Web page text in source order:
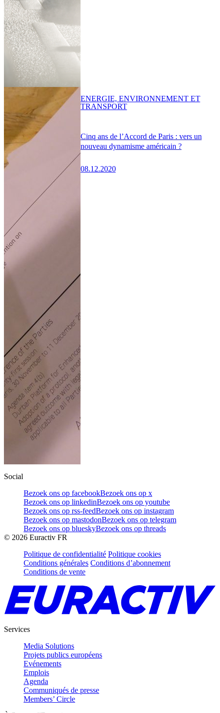
Cinq ans de l’Accord de Paris : vers un
nouveau dynamisme américain ?
08.12.2020
ENERGIE, ENVIRONNEMENT ET
TRANSPORT
Social
Bezoek ons op facebookBezoek ons op x
Bezoek ons op linkedinBezoek ons op youtube
Bezoek ons op rss-feedBezoek ons op instagram
Bezoek ons op mastodonBezoek ons op telegram
Bezoek ons op blueskyBezoek ons op threads
© 2026 Euractiv FR
Politique de confidentialité Politique cookies
Conditions générales Conditions d’abonnement
Conditions de vente
Services
Media Solutions
Projets publics européens
Evénements
Emplois
Agenda
Communiqués de presse
Members’ Circle